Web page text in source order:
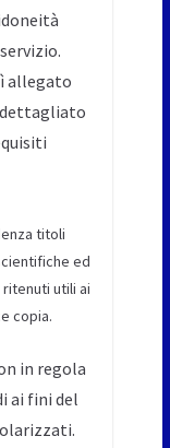
allegato
dettagliato
titoli
ed
utili ai
copia.
in regola
ai fini del